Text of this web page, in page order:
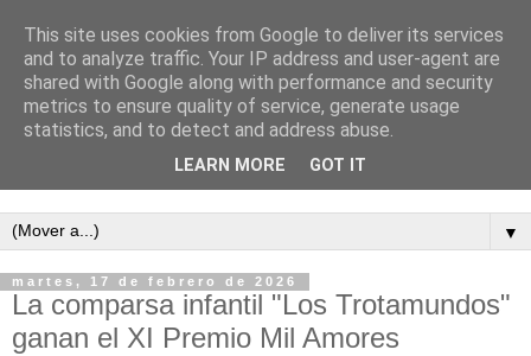
Semanario independiente de Calañas
▼
martes, 17 de febrero de 2026
La comparsa infantil "Los Trotamundos"
ganan el XI Premio Mil Amores
This site uses cookies from Google to deliver its services
and to analyze traffic. Your IP address and user-agent are
shared with Google along with performance and security
metrics to ensure quality of service, generate usage
statistics, and to detect and address abuse.
LEARN MORE GOT IT